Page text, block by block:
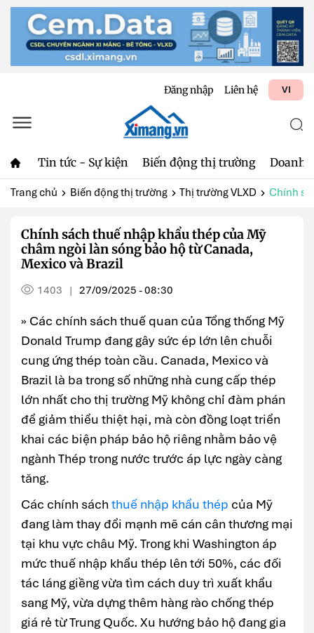
Đăng nhập Liên hệ VI
Tin tức - Sự kiện Biến động thị trường Doanh
Trang chủ Biến động thị trường Thị trường VLXD Chính
Chính sách thuế nhập khẩu thép của Mỹ
châm ngòi làn sóng bảo hộ từ Canada,
Mexico và Brazil
1403 | 27/09/2025 - 08:30
» Các chính sách thuế quan của Tổng thống Mỹ
Donald Trump đang gây sức ép lớn lên chuỗi
cung ứng thép toàn cầu. Canada, Mexico và
Brazil là ba trong số những nhà cung cấp thép
lớn nhất cho thị trường Mỹ không chỉ đàm phán
để giảm thiểu thiệt hại, mà còn đồng loạt triển
khai các biện pháp bảo hộ riêng nhằm bảo vệ
ngành Thép trong nước trước áp lực ngày càng
tăng.
Các chính sách thuế nhập khẩu thép của Mỹ
đang làm thay đổi mạnh mẽ cán cân thương mại
tại khu vực châu Mỹ. Trong khi Washington áp
mức thuế nhập khẩu thép lên tới 50%, các đối
tác láng giềng vừa tìm cách duy trì xuất khẩu
sang Mỹ, vừa dựng thêm hàng rào chống thép
giá rẻ từ Trung Quốc. Xu hướng bảo hộ đang gia